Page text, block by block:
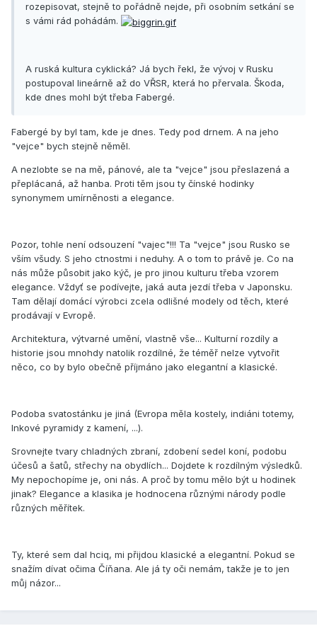
rozepisovat, stejně to pořádně nejde, při osobním setkání se
s vámi rád pohádám.
A ruská kultura cyklická? Já bych řekl, že vývoj v Rusku
postupoval lineárně až do VŘSR, která ho přervala. Škoda,
kde dnes mohl být třeba Fabergé.
Fabergé by byl tam, kde je dnes. Tedy pod drnem. A na jeho
"vejce" bych stejně něměl.
A nezlobte se na mě, pánové, ale ta "vejce" jsou přeslazená a
přeplácaná, až hanba. Proti těm jsou ty čínské hodinky
synonymem umírněnosti a elegance.
Pozor, tohle není odsouzení "vajec"!!! Ta "vejce" jsou Rusko se
vším všudy. S jeho ctnostmi i neduhy. A o tom to právě je. Co na
nás může působit jako kýč, je pro jinou kulturu třeba vzorem
elegance. Vždyť se podívejte, jaká auta jezdí třeba v Japonsku.
Tam dělají domácí výrobci zcela odlišné modely od těch, které
prodávají v Evropě.
Architektura, výtvarné umění, vlastně vše... Kulturní rozdíly a
historie jsou mnohdy natolik rozdílné, že téměř nelze vytvořit
něco, co by bylo obečně příjmáno jako elegantní a klasické.
Podoba svatostánku je jiná (Evropa měla kostely, indiáni totemy,
Inkové pyramidy z kamení, ...).
Srovnejte tvary chladných zbraní, zdobení sedel koní, podobu
účesů a šatů, střechy na obydlích... Dojdete k rozdílným výsledků.
My nepochopíme je, oni nás. A proč by tomu mělo být u hodinek
jinak? Elegance a klasika je hodnocena různými národy podle
různých měřítek.
Ty, které sem dal hciq, mi přijdou klasické a elegantní. Pokud se
snažím dívat očima Číňana. Ale já ty oči nemám, takže je to jen
můj názor...